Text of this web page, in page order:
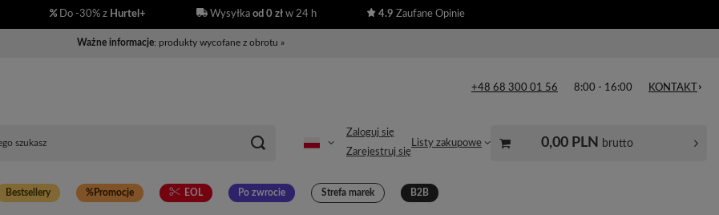
Do -30% z Hurtel+ Wysyłka od 0 złw 24 h 4.9 Zaufane Opinie
Ważne informacje: produkty wycofane z obrotu »
+48 68 300 01 56 8:00 - 16:00 KONTAKT
Zaloguj się
Zarejestruj się
Listy zakupowe 0,00 PLN brutto
Bestsellery Promocje EOL Po zwrocie Strefa marek B2B